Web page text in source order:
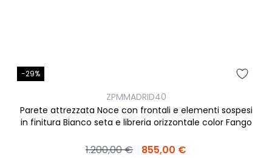
-29%
ZPMMADRID40
Parete attrezzata Noce con frontali e elementi sospesi
in finitura Bianco seta e libreria orizzontale color Fango
1.200,00 € 855,00 €